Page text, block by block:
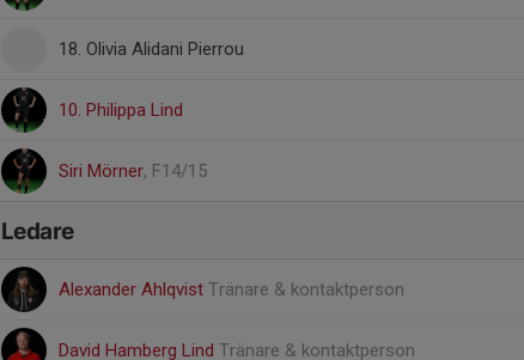
18. Olivia Alidani Pierrou
10. Philippa Lind
Siri Mörner, F14/15
Ledare
Alexander Ahlqvist Tränare & kontaktperson
David Hamberg Lind Tränare & kontaktperson